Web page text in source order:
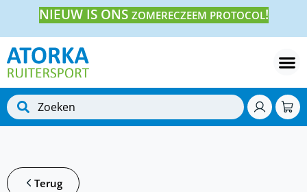
NIEUW IS ONS ZOMERECZEEM PROTOCOL!
Terug